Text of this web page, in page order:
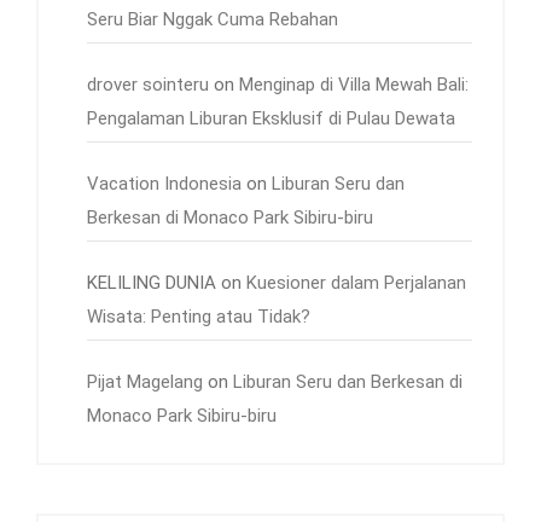
Seru Biar Nggak Cuma Rebahan
drover sointeru on Menginap di Villa Mewah Bali:
Pengalaman Liburan Eksklusif di Pulau Dewata
Vacation Indonesia on Liburan Seru dan
Berkesan di Monaco Park Sibiru-biru
KELILING DUNIA on Kuesioner dalam Perjalanan
Wisata: Penting atau Tidak?
Pijat Magelang on Liburan Seru dan Berkesan di
Monaco Park Sibiru-biru